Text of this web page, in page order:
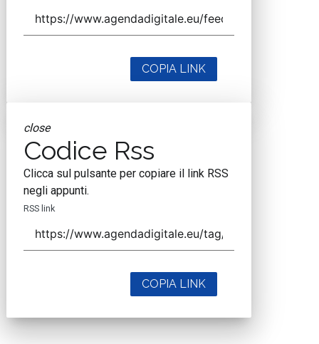
COPIA LINK
close
Codice Rss
Clicca sul pulsante per copiare il link RSS
negli appunti.
RSS link
COPIA LINK